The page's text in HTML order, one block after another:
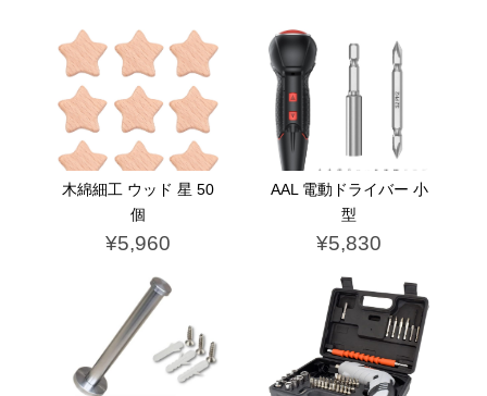
木綿細工 ウッド 星 50
個
¥5,960
AAL 電動ドライバー 小
型
¥5,830